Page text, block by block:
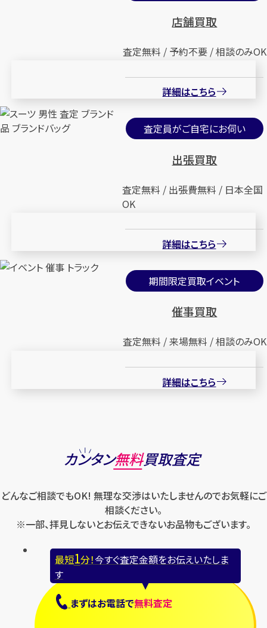
店舗買取
査定無料 / 予約不要 / 相談のみOK
詳細はこちら
査定員がご自宅にお伺い
出張買取
査定無料 / 出張費無料 / 日本全国
OK
詳細はこちら
期間限定買取イベント
催事買取
査定無料 / 来場無料 / 相談のみOK
詳細はこちら
カンタン無料買取査定
どんなご相談でもOK! 無理な交渉はいたしませんのでお気軽にご
相談ください。
※一部、拝見しないとお伝えできないお品物もございます。
最短1分！今すぐ査定金額をお伝えいたしま
す
まずはお電話で無料査定